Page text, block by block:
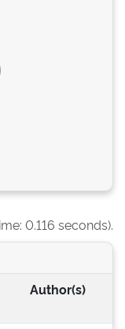
0.116 seconds).
Author(s)